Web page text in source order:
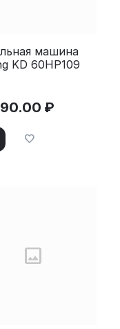
машина
KD 60HP109
₽